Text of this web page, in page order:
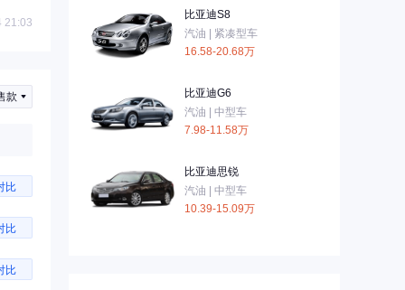
21:03
款
比
比
比
比亚迪S8
汽油 | 紧凑型车
16.58-20.68万
比亚迪G6
汽油 | 中型车
7.98-11.58万
比亚迪思锐
汽油 | 中型车
10.39-15.09万